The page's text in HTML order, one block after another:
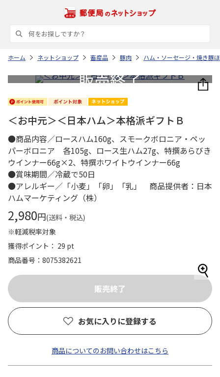
ホーム ネットショップ 畜産品 豚肉 ハム・ソーセージ・焼き豚
＜お中元＞＜日本ハム＞本格派ギフトＢ
●商品内容／ロースハム160g、スモークボロニア・ペッ
パーボロニア 各105g、ロース生ハム27g、特撰あらびき
ウインナー66g×2、特撰ホワイトウインナー66g
●賞味期間／冷蔵で50日
●アレルギー／「小麦」「卵」「乳」 商品提供者：日本
ハムマーケティング（株）
2,980円(送料・税込)
※軽減税率対象
獲得ポイント： 29 pt
商品番号
8075382621
お気に入りに登録する
商品についてのお問い合わせはこちら